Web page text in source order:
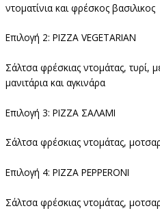
ντοματίνια και φρέσκος βασιλικος
Επιλογή 2: PIZZA VEGETARIAN
Σάλτσα φρέσκιας ντομάτας, τυρί,
μανιτάρια και αγκινάρα
Επιλογή 3: PIZZA ΣΑΛΑΜΙ
Σάλτσα φρέσκιας ντομάτας,
Επιλογή 4: PIZZA PEPPERONI
Σάλτσα φρέσκιας ντομάτας,